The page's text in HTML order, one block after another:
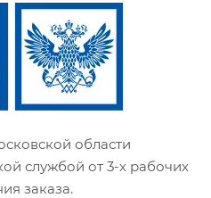
области
службой от 3-х рабочих
заказа.